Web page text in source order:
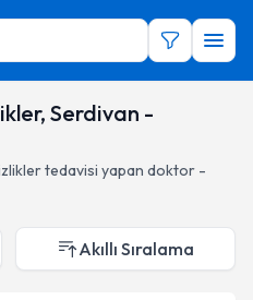
Serdivan -
tedavisi yapan doktor -
Akıllı Sıralama